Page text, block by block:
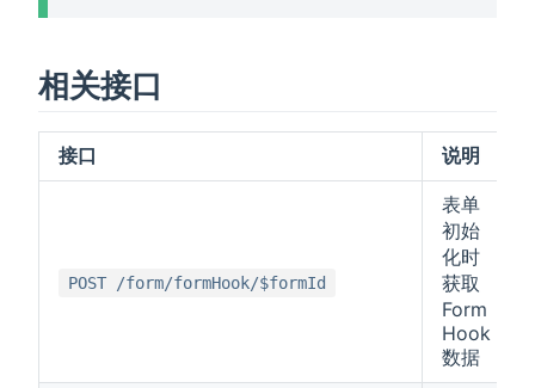
相关接口
接口 说明
POST /form/formHook/$formId
表单
初始
化时
获取
Form
Hook
数据